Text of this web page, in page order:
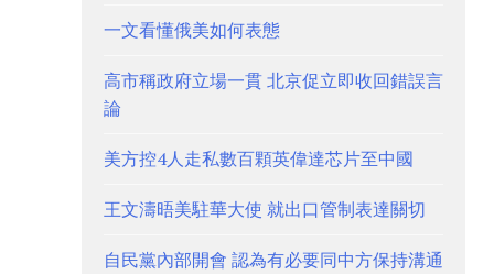
一文看懂俄美如何表態
高市稱政府立場一貫 北京促立即收回錯誤言
論
美方控4人走私數百顆英偉達芯片至中國
王文濤晤美駐華大使 就出口管制表達關切
自民黨內部開會 認為有必要同中方保持溝通